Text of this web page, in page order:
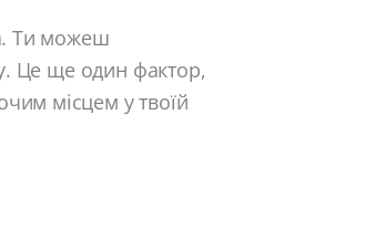
Ти можеш
Це ще один фактор,
місцем у твоїй